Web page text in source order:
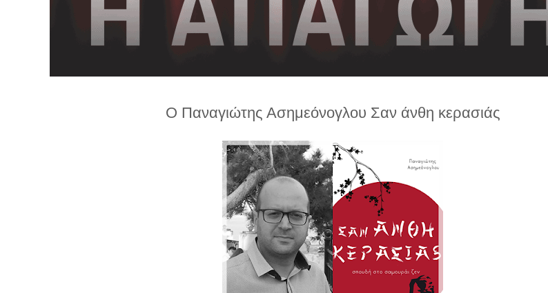
Ο Παναγιώτης Ασημεόνογλου Σαν άνθη κερασιάς